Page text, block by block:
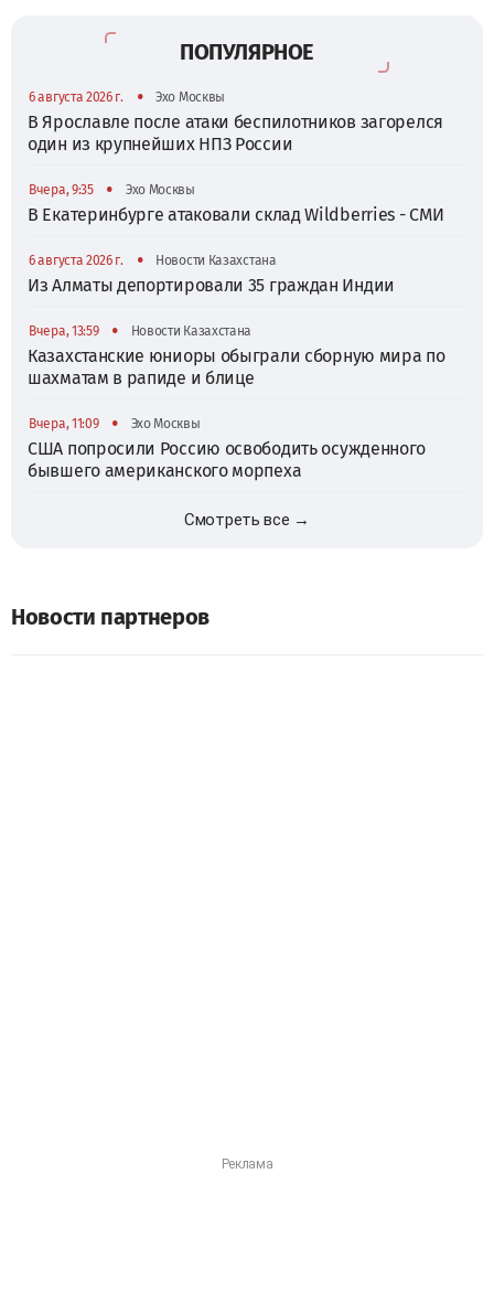
ПОПУЛЯРНОЕ
6 августа 2026 г. • Эхо Москвы
В Ярославле после атаки беспилотников загорелся
один из крупнейших НПЗ России
Вчера, 9:35 • Эхо Москвы
В Екатеринбурге атаковали склад Wildberries - СМИ
6 августа 2026 г. • Новости Казахстана
Из Алматы депортировали 35 граждан Индии
Вчера, 13:59 • Новости Казахстана
Казахстанские юниоры обыграли сборную мира по
шахматам в рапиде и блице
Вчера, 11:09 • Эхо Москвы
США попросили Россию освободить осужденного
бывшего американского морпеха
Смотреть все →
Новости партнеров